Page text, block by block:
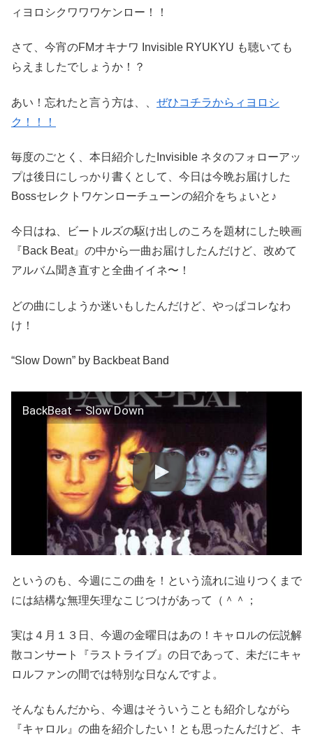
ィヨロシクワワワケンロー！！
さて、今宵のFMオキナワ Invisible RYUKYU も聴いても
らえましたでしょうか！？
あい！忘れたと言う方は、、 ぜひコチラからィヨロシ
ク！！！
毎度のごとく、本日紹介したInvisible ネタのフォローアッ
プは後日にしっかり書くとして、今日は今晩お届けした
Bossセレクトワケンローチューンの紹介をちょいと♪
今日はね、ビートルズの駆け出しのころを題材にした映画
『Back Beat』の中から一曲お届けしたんだけど、改めて
アルバム聞き直すと全曲イイネ〜！
どの曲にしようか迷いもしたんだけど、やっぱコレなわ
け！
“Slow Down” by Backbeat Band
BackBeat – Slow Down
というのも、今週にこの曲を！という流れに辿りつくまで
には結構な無理矢理なこじつけがあって（＾＾；
実は４月１３日、今週の金曜日はあの！キャロルの伝説解
散コンサート『ラストライブ』の日であって、未だにキャ
ロルファンの間では特別な日なんですよ。
そんなもんだから、今週はそういうことも紹介しながら
『キャロル』の曲を紹介したい！とも思ったんだけど、キ